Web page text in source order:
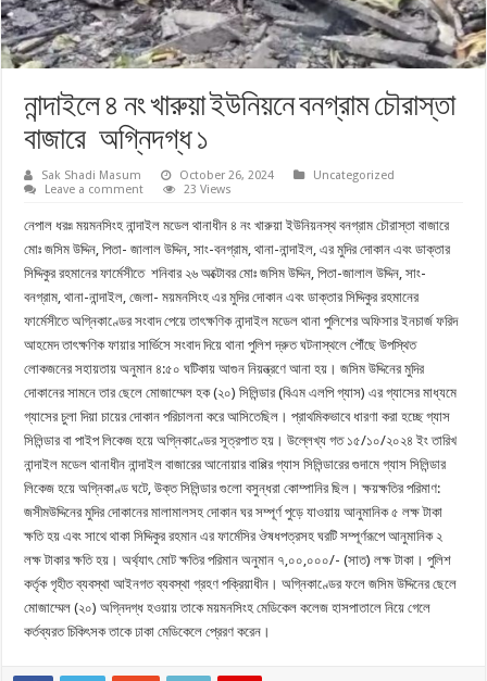
নান্দাইলে ৪ নং খারুয়া ইউনিয়নে বনগ্রাম চৌরাস্তা
বাজারে অগ্নিদগ্ধ ১
Sak Shadi Masum October 26, 2024
Uncategorized
Leave a comment
23 Views
নেপাল ধরঃ৷ ময়মনসিংহ নান্দাইল মডেল থানাধীন ৪ নং খারুয়া ইউনিয়নস্থ বনগ্রাম চৌরাস্তা বাজারে
মোঃ জসিম উদ্দিন, পিতা- জালাল উদ্দিন, সাং-বনগ্রাম, থানা-নান্দাইল, এর মুদির দোকান এবং ডাক্তার
সিদ্দিকুর রহমানের ফার্মেসীতে শনিবার ২৬ অক্টোবর মোঃ জসিম উদ্দিন, পিতা-জালাল উদ্দিন, সাং-
বনগ্রাম, থানা-নান্দাইল, জেলা- ময়মনসিংহ এর মুদির দোকান এবং ডাক্তার সিদ্দিকুর রহমানের
ফার্মেসীতে অগ্নিকাণ্ডের সংবাদ পেয়ে তাৎক্ষণিক নান্দাইল মডেল থানা পুলিশের অফিসার ইনচার্জ ফরিদ
আহমেদ তাৎক্ষণিক ফায়ার সার্ভিসে সংবাদ দিয়ে থানা পুলিশ দ্রুত ঘটনাস্থলে পৌঁছে উপস্থিত
লোকজনের সহায়তায় অনুমান ৪:৫০ ঘটিকায় আগুন নিয়ন্ত্রণে আনা হয়। জসিম উদ্দিনের মুদির
দোকানের সামনে তার ছেলে মোজাম্মেল হক (২০) সিলিন্ডার (বিএম এলপি গ্যাস) এর গ্যাসের মাধ্যমে
গ্যাসের চুলা দিয়া চায়ের দোকান পরিচালনা করে আসিতেছিল। প্রাথমিকভাবে ধারণা করা হচ্ছে গ্যাস
সিলিন্ডার বা পাইপ লিকেজ হয়ে অগ্নিকাণ্ডের সূত্রপাত হয়। উল্লেখ্য গত ১৫/১০/২০২৪ ইং তারিখ
নান্দাইল মডেল থানাধীন নান্দাইল বাজারের আনোয়ার বাপ্পির গ্যাস সিলিন্ডারের গুদামে গ্যাস সিলিন্ডার
লিকেজ হয়ে অগ্নিকাণ্ড ঘটে, উক্ত সিলিন্ডার গুলো বসুন্ধরা কোম্পানির ছিল। ক্ষয়ক্ষতির পরিমাণ:
জসীমউদ্দিনের মুদির দোকানের মালামালসহ দোকান ঘর সম্পূর্ণ পুড়ে যাওয়ায় আনুমানিক ৫ লক্ষ টাকা
ক্ষতি হয় এবং সাথে থাকা সিদ্দিকুর রহমান এর ফার্মেসির ঔষধপত্রসহ ঘরটি সম্পূর্ণরূপে আনুমানিক ২
লক্ষ টাকার ক্ষতি হয়। অর্থ্যাৎ মোট ক্ষতির পরিমান অনুমান ৭,০০,০০০/- (সাত) লক্ষ টাকা। পুলিশ
কর্তৃক গৃহীত ব্যবস্থা আইনগত ব্যবস্থা গ্রহণ পক্রিয়াধীন। অগ্নিকাণ্ডের ফলে জসিম উদ্দিনের ছেলে
মোজাম্মেল (২০) অগ্নিদগ্ধ হওয়ায় তাকে ময়মনসিংহ মেডিকেল কলেজ হাসপাতালে নিয়ে গেলে
কর্তব্যরত চিকিৎসক তাকে ঢাকা মেডিকেলে প্রেরণ করেন।